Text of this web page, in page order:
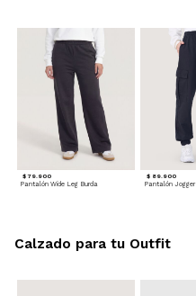
$ 79.900
Pantalón Wide Leg Burda
$ 89.900
Calzado para tu Outfit